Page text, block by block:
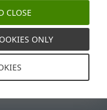
файлами cookie
щодо файлів
CLOSE
ONLY